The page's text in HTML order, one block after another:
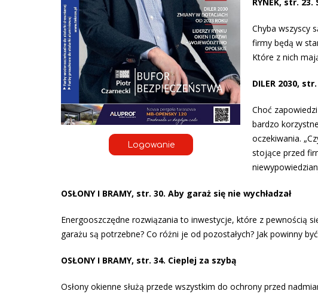
Logowanie
Chyba wszyscy
firmy będą w
Które z nich
DILER 2030,
Choć
bardzo
oczekiwania.
stojące przed
OSŁONY I BRAMY, str. 30. Aby garaż się nie wychładzał
Energooszczędne rozwiązania to inwestycje, które z pewnością
garażu są potrzebne? Co różni je od pozostałych? Jak powinny
OSŁONY I BRAMY, str. 34. Cieplej za szybą
Osłony okienne służą przede wszystkim do ochrony przed